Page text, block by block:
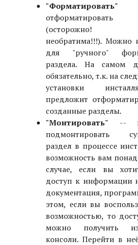
"Форматировать"
(осторожно!
необратима!!!). Можно
для "ручного"
раздела. На самом
обязательно, т.к. на
установки
предложит
созданные разделы.
"Монтировать" --
подмонтировать
раздел в процессе
возможность вам
случае, если вы
доступ к информации
документация,
этом, если вы
возможностью, то
можно получить
консоли. Перейти в